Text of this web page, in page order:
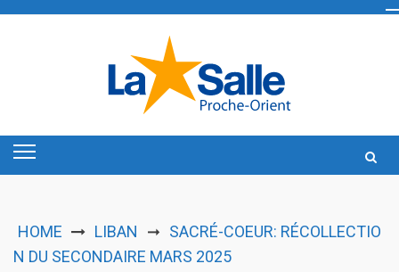
HOME LIBAN ➞ SACRÉ-COEUR: RÉCOLLECTIO
N DU SECONDAIRE MARS 2025